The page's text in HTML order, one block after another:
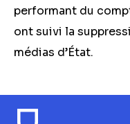
performant du
ont suivi la
médias d’État.